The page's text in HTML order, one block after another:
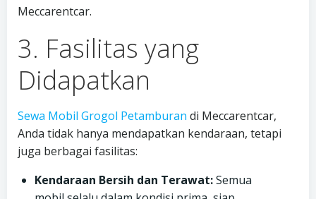
Meccarentcar.
3. Fasilitas yang
Didapatkan
Sewa Mobil Grogol Petamburan di Meccarentcar,
Anda tidak hanya mendapatkan kendaraan, tetapi
juga berbagai fasilitas:
Kendaraan Bersih dan Terawat:Semua